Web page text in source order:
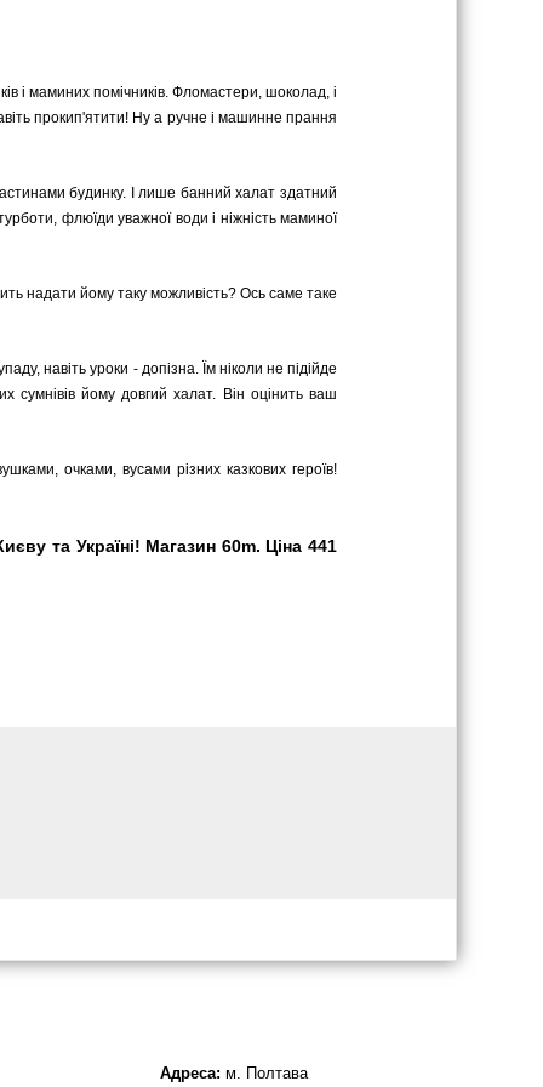
і маминих помічників. Фломастери, шоколад, і
прокип'ятити! Ну а ручне і машинне прання
будинку. І лише банний халат здатний
флюїди уважної води і ніжність маминої
надати йому таку можливість? Ось саме таке
навіть уроки - допізна. Їм ніколи не підійде
йому довгий халат. Він оцінить ваш
очками, вусами різних казкових героїв!
та Україні! Магазин 60m. Ціна 441
Адреса: м. Полтава